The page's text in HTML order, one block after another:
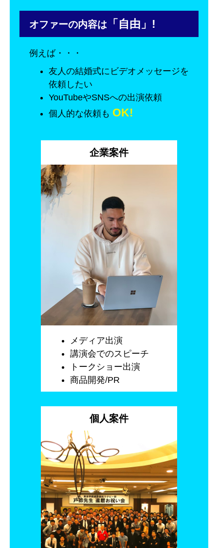
オファーの内容は 「自由」!
例えば・・・
友人の結婚式にビデオメッセージを
依頼したい
YouTubeやSNSへの出演依頼
個人的な依頼も OK!
企業案件
メディア出演
講演会でのスピーチ
トークショー出演
商品開発/PR
個人案件